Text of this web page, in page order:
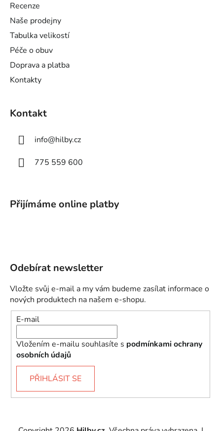
Recenze
Naše prodejny
Tabulka velikostí
Péče o obuv
Doprava a platba
Kontakty
Kontakt
info@hilby.cz
775 559 600
Přijímáme online platby
Odebírat newsletter
Vložte svůj e-mail a my vám budeme zasílat informace o
nových produktech na našem e-shopu.
E-mail
Vložením e-mailu souhlasíte s podmínkami ochrany
osobních údajů
PŘIHLÁSIT SE